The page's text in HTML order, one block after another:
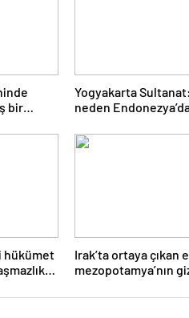
bir
Yogyakarta
neden
hükümet
Irak’ta ortaya çıkan
mezopotamya’nın